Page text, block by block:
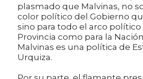
plasmado que Malvinas, no
color político del Gobierno
sino para todo el arco político
Provincia como para la
Malvinas es una política de
Urquiza.